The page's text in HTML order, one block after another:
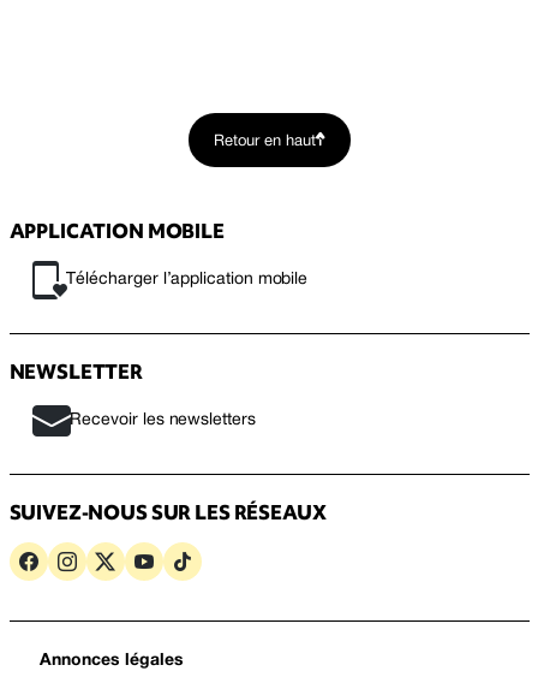
Retour en haut
APPLICATION MOBILE
Télécharger l’application mobile
NEWSLETTER
Recevoir les newsletters
SUIVEZ-NOUS SUR LES RÉSEAUX
Annonces légales